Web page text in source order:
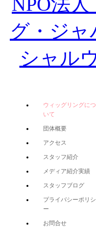
ウィッグリングにつ
いて
団体概要
アクセス
スタッフ紹介
メディア紹介実績
スタッフブログ
プライバシーポリシ
ー
お問合せ